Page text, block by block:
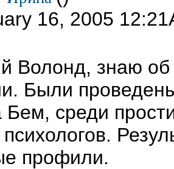
16, 2005
Волонд, знаю об
Были
Бем, среди
психологов.
профили.